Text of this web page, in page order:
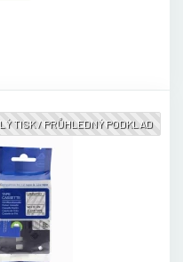
TISK / PRŮHLEDNÝ PODKLAD